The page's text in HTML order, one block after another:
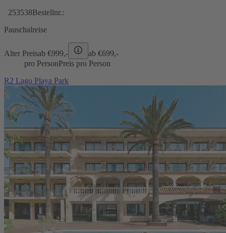
253538Bestellnr.:
Pauschalreise
Alter Preisab €999,- ab €699,-
pro PersonPreis pro Person
R2 Lago Playa Park